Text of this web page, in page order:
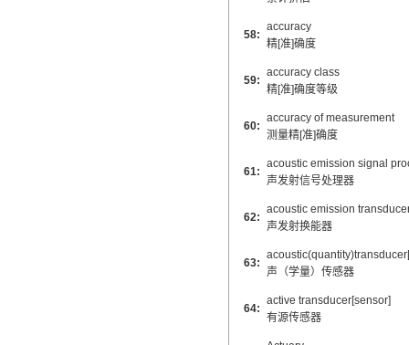
58:
accuracy
精[准]确度
59:
accuracy class
精[准]确度等级
60:
accuracy of measurement
测量精[准]确度
61:
acoustic emission signal
声发射信号处理器
62:
acoustic emission
声发射换能器
63:
声（学量）传感器
64:
active transducer[sensor]
有源传感器